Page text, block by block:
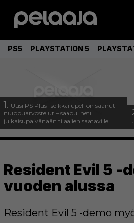
PS5 PLAYSTATION 5
1. Uusi PS Plus -seikkailupeli on saanut
huippuarvostelut – saapui heti
julkaisupäivänään tilaajien saataville
Resident Evil 5 -
vuoden alussa
Resident Evil 5 -demo